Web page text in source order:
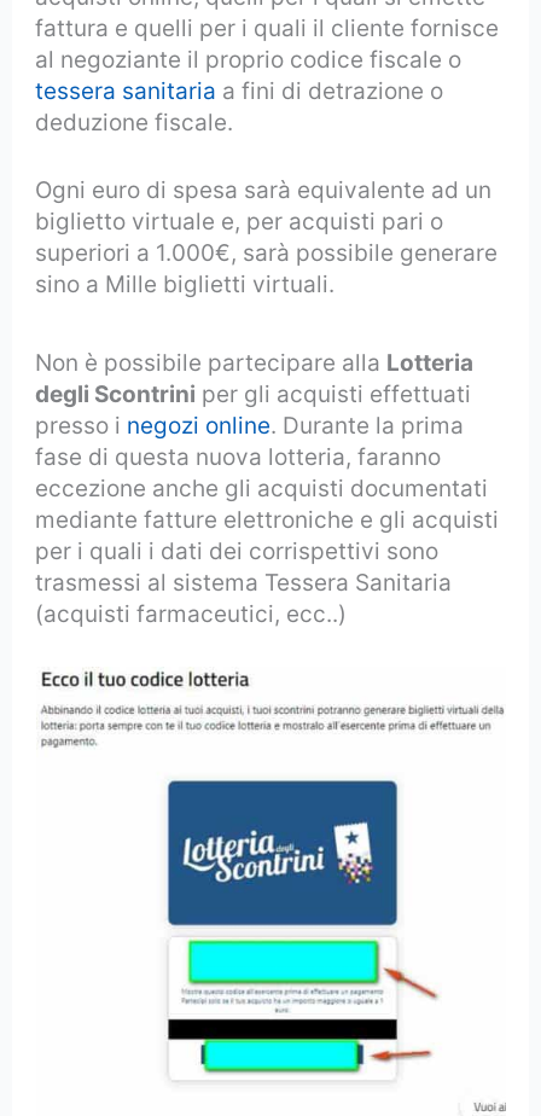
fattura e quelli per i quali il cliente fornisce
al negoziante il proprio codice fiscale o
tessera sanitaria a fini di detrazione o
deduzione fiscale.
Ogni euro di spesa sarà equivalente ad un
biglietto virtuale e, per acquisti pari o
superiori a 1.000€, sarà possibile generare
sino a Mille biglietti virtuali.
Non è possibile partecipare alla Lotteria
degli Scontrini per gli acquisti effettuati
presso i negozi online. Durante la prima
fase di questa nuova lotteria, faranno
eccezione anche gli acquisti documentati
mediante fatture elettroniche e gli acquisti
per i quali i dati dei corrispettivi sono
trasmessi al sistema Tessera Sanitaria
(acquisti farmaceutici, ecc..)